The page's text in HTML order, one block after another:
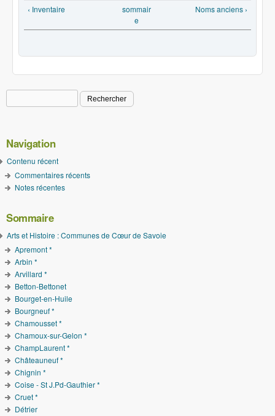
‹ Inventaire
sommair
e
Noms anciens ›
Formulaire de recherche
Navigation
Contenu récent
Commentaires récents
Notes récentes
Sommaire
Arts et Histoire : Communes de Cœur de Savoie
Apremont *
Arbin *
Arvillard *
Betton-Bettonet
Bourget-en-Huile
Bourgneuf *
Chamousset *
Chamoux-sur-Gelon *
ChampLaurent *
Châteauneuf *
Chignin *
Coise - St J.Pd-Gauthier *
Cruet *
Détrier